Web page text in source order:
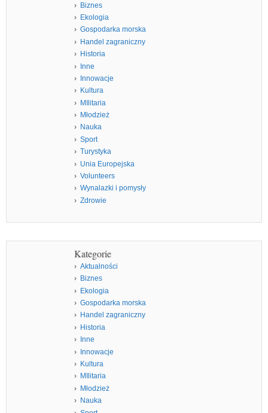
Biznes
Ekologia
Gospodarka morska
Handel zagraniczny
Historia
Inne
Innowacje
Kultura
MIlitaria
Młodzież
Nauka
Sport
Turystyka
Unia Europejska
Volunteers
Wynalazki i pomysły
Zdrowie
Kategorie
Aktualności
Biznes
Ekologia
Gospodarka morska
Handel zagraniczny
Historia
Inne
Innowacje
Kultura
MIlitaria
Młodzież
Nauka